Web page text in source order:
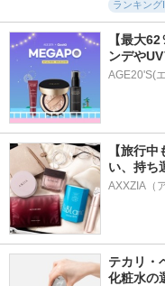
ランキング
【最大
ンデや
AGE20'S(
【旅行
い、持ち
AXXZIA（
テカリ・
化粧水の